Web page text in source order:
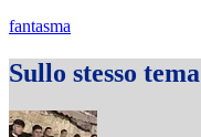
fantasma
Sullo stesso tema